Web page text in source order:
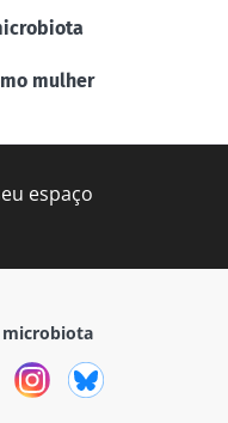
mulher
espaço
microbiota
YouTubeInstagram